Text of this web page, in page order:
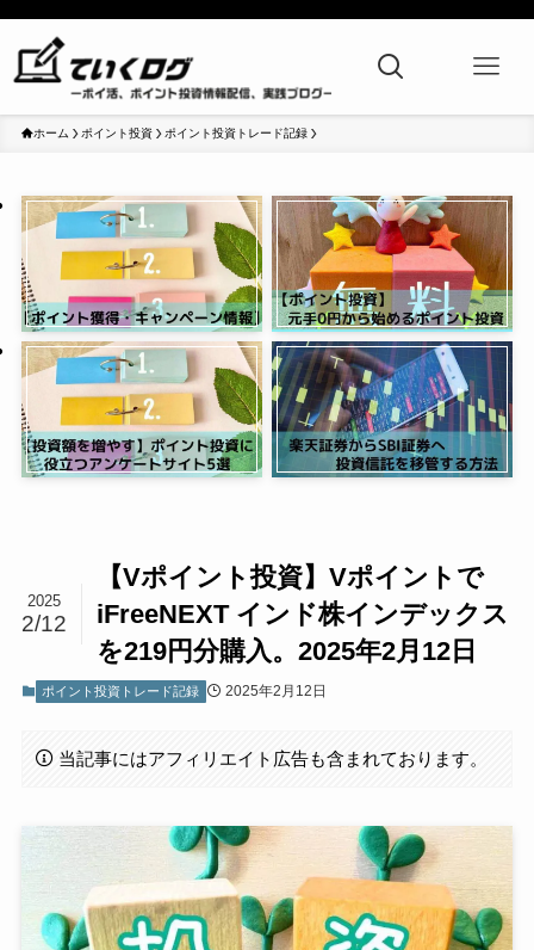
ホーム ポイント投資 ポイント投資トレード記録
【Vポイント投資】Vポイントで
iFreeNEXT インド株インデックス
を219円分購入。2025年2月12日
2025
2/12
ポイント投資トレード記録 2025年2月12日
当記事にはアフィリエイト広告も含まれております。